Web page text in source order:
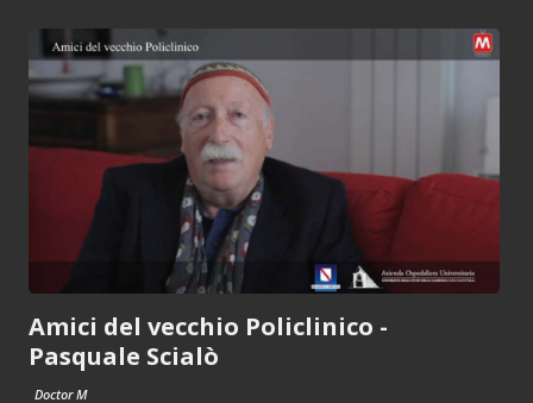
Amici del vecchio Policlinico -
Pasquale Scialò
Doctor M